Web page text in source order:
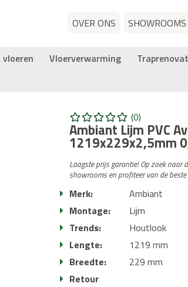
OVER ONS SHOWROOMS
Vloerverwarming
(0)
Ambiant Lijm PVC
1219x229x2,5mm
Laagste prijs garantie! Op zoek naar
showrooms en profiteer van de
Merk:
Ambiant
Montage:
Lijm
Trends:
Houtlook
Lengte:
1219 mm
Breedte:
229 mm
Retour